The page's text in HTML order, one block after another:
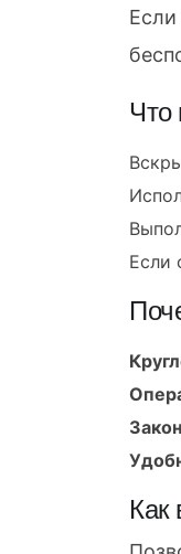
Что
Если
Как